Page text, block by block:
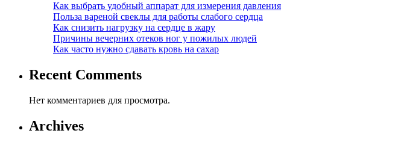
Как выбрать удобный аппарат для измерения давления
Польза вареной свеклы для работы слабого сердца
Как снизить нагрузку на сердце в жару
Причины вечерних отеков ног у пожилых людей
Как часто нужно сдавать кровь на сахар
Recent Comments
Нет комментариев для просмотра.
Archives